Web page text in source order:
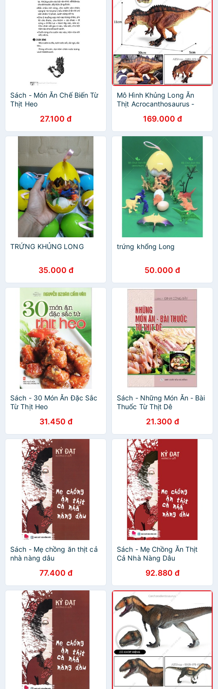
Sách - Món Ăn Chế Biến Từ
Thịt Heo
27.100 đ
Mô Hình Khủng Long Ăn
Thịt Acrocanthosaurus -
169.000 đ
TRỨNG KHỦNG LONG
35.000 đ
trứng khổng Long
50.000 đ
Sách - 30 Món Ăn Đặc Sắc
Từ Thịt Heo
31.450 đ
Sách - Những Món Ăn - Bài
Thuốc Từ Thịt Dê
21.300 đ
Sách - Mẹ chồng ăn thịt cả
nhà nàng dâu
77.400 đ
Sách - Mẹ Chồng Ăn Thịt
Cả Nhà Nàng Dâu
92.880 đ